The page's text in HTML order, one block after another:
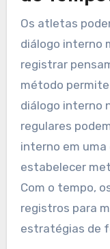
Como os
no
do
Os atletas
diálogo interno
registrar
método permite
diálogo interno